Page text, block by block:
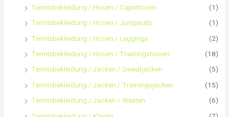
Tennisbekleidung / Hosen / Caprihosen
(1)
Tennisbekleidung / Hosen / Jumpsuits
(1)
Tennisbekleidung / Hosen / Leggings
(2)
Tennisbekleidung / Hosen / Trainingshosen
(18)
Tennisbekleidung / Jacken / Sweatjacken
(5)
Tennisbekleidung / Jacken / Trainingsjacken
(15)
Tennisbekleidung / Jacken / Westen
(6)